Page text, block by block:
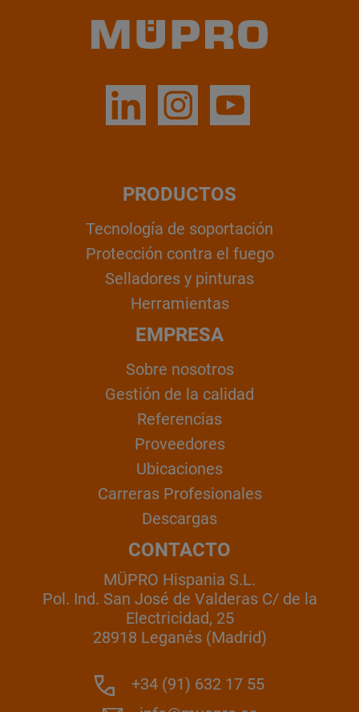
PRODUCTOS
Tecnología de soportación
Protección contra el fuego
Selladores y pinturas
Herramientas
EMPRESA
Sobre nosotros
Gestión de la calidad
Referencias
Proveedores
Ubicaciones
Carreras Profesionales
Descargas
CONTACTO
MÜPRO Hispania S.L.
Pol. Ind. San José de Valderas C/ de la
Electricidad, 25
28918 Leganés (Madrid)
+34 (91) 632 17 55